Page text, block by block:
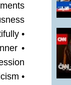
• Classical art trusted the eye and aimed to represent reality beautifully.
• Postmodernism deconstructed meaning and celebrated skepticism.